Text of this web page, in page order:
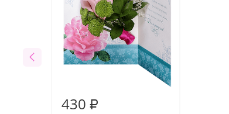
430 ₽